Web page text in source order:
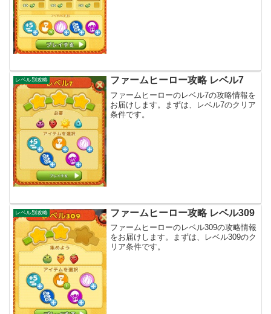
レベル別攻略 ファームヒーロー攻略 レベル7
ファームヒーローのレベル7の攻略情報を
お届けします。まずは、レベル7のクリア
条件です。
レベル別攻略 ファームヒーロー攻略 レベル309
ファームヒーローのレベル309の攻略情報
をお届けします。まずは、レベル309のク
リア条件です。